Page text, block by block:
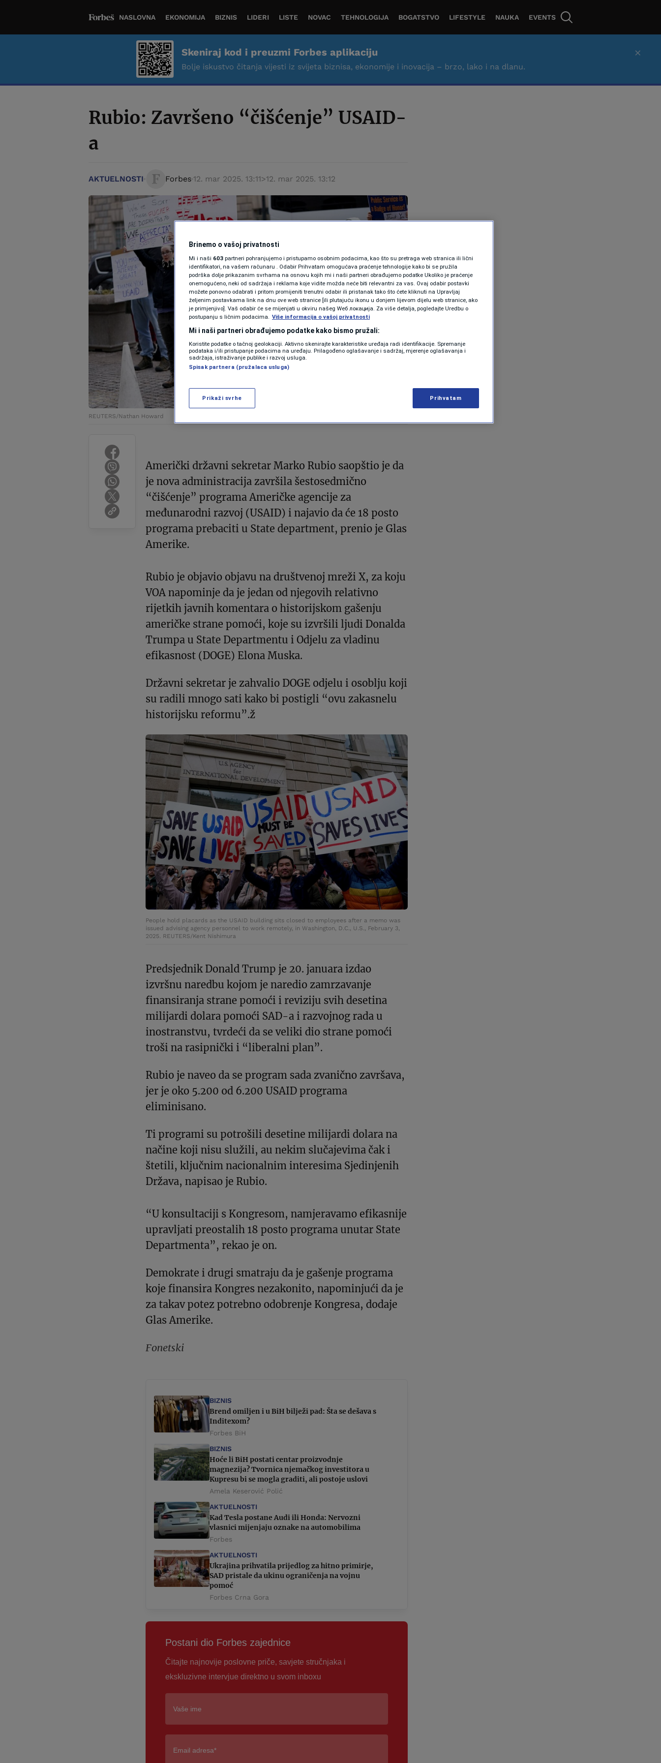
NASLOVNA EKONOMIJA BIZNIS LIDERI LISTE NOVAC TEHNOLOGIJA BOGATSTVO LIFESTYLE NAUKA EVENTS
Skeniraj kod i preuzmi Forbes aplikaciju
Bolje iskustvo čitanja vijesti iz svijeta biznisa, ekonomije i inovacija – brzo, lako i na dlanu.
×
Rubio: Završeno “čišćenje” USAID-
a
AKTUELNOSTI Forbes 12. mar 2025. 13:11>12. mar 2025. 13:12
REUTERS/Nathan Howard
Američki državni sekretar Marko Rubio saopštio je da
je nova administracija završila šestosedmično
“čišćenje” programa Američke agencije za
međunarodni razvoj (USAID) i najavio da će 18 posto
programa prebaciti u State department, prenio je Glas
Amerike.
Rubio je objavio objavu na društvenoj mreži X, za koju
VOA napominje da je jedan od njegovih relativno
rijetkih javnih komentara o historijskom gašenju
američke strane pomoći, koje su izvršili ljudi Donalda
Trumpa u State Departmentu i Odjelu za vladinu
efikasnost (DOGE) Elona Muska.
Državni sekretar je zahvalio DOGE odjelu i osoblju koji
su radili mnogo sati kako bi postigli “ovu zakasnelu
historijsku reformu”.ž
People hold placards as the USAID building sits closed to employees after a memo was
issued advising agency personnel to work remotely, in Washington, D.C., U.S., February 3,
2025. REUTERS/Kent Nishimura
Predsjednik Donald Trump je 20. januara izdao
izvršnu naredbu kojom je naredio zamrzavanje
finansiranja strane pomoći i reviziju svih desetina
milijardi dolara pomoći SAD-a i razvojnog rada u
inostranstvu, tvrdeći da se veliki dio strane pomoći
troši na rasipnički i “liberalni plan”.
Rubio je naveo da se program sada zvanično završava,
jer je oko 5.200 od 6.200 USAID programa
eliminisano.
Ti programi su potrošili desetine milijardi dolara na
načine koji nisu služili, au nekim slučajevima čak i
štetili, ključnim nacionalnim interesima Sjedinjenih
Država, napisao je Rubio.
“U konsultaciji s Kongresom, namjeravamo efikasnije
upravljati preostalih 18 posto programa unutar State
Departmenta”, rekao je on.
Demokrate i drugi smatraju da je gašenje programa
koje finansira Kongres nezakonito, napominjući da je
za takav potez potrebno odobrenje Kongresa, dodaje
Glas Amerike.
Fonetski
BIZNIS
Brend omiljen i u BiH bilježi pad: Šta se dešava s
Inditexom?
Forbes BiH
BIZNIS
Hoće li BiH postati centar proizvodnje
magnezija? Tvornica njemačkog investitora u
Kupresu bi se mogla graditi, ali postoje uslovi
Amela Keserović Polić
AKTUELNOSTI
Kad Tesla postane Audi ili Honda: Nervozni
vlasnici mijenjaju oznake na automobilima
Forbes
AKTUELNOSTI
Ukrajina prihvatila prijedlog za hitno primirje,
SAD pristale da ukinu ograničenja na vojnu
pomoć
Forbes Crna Gora
Postani dio Forbes zajednice
Čitajte najnovije poslovne priče, savjete stručnjaka i
ekskluzivne intervjue direktno u svom inboxu
Brinemo o vašoj privatnosti
Mi i naši 603 partneri pohranjujemo i pristupamo osobnim podacima, kao što su pretraga web stranica ili lični
identifikatori, na vašem računaru . Odabir Prihvatam omogućava praćenje tehnologije kako bi se pružila
podrška dolje prikazanim svrhama na osnovu kojih mi i naši partneri obrađujemo podatke Ukoliko je praćenje
onemogućeno, neki od sadržaja i reklama koje vidite možda neće biti relevantni za vas. Ovaj odabir postavki
možete ponovno odabrati i pritom promijeniti trenutni odabir ili pristanak tako što ćete kliknuti na Upravljaj
željenim postavkama link na dnu ove web stranice [ili plutajuću ikonu u donjem lijevom dijelu web stranice, ako
je primjenjivo]. Vaš odabir će se mijenjati u okviru našeg Wеб локација. Za više detalja, pogledajte Uredbu o
postupanju s ličnim podacima. Više informacija o vašoj privatnosti
Mi i naši partneri obrađujemo podatke kako bismo pružali:
Koristite podatke o tačnoj geolokaciji. Aktivno skenirajte karakteristike uređaja radi identifikacije. Spremanje
podataka i/ili pristupanje podacima na uređaju. Prilagođeno oglašavanje i sadržaj, mjerenje oglašavanja i
sadržaja, istraživanje publike i razvoj usluga.
Spisak partnera (pružalaca usluga)
Prikaži svrhe Prihvatam